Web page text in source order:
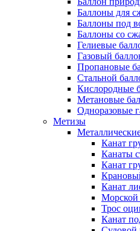
Баллоны для
Баллоны под
Баллоны со
Гелиевые
Газовый
Пропановые
Стальной
Кислородные
Метановые
Одноразовые
Метизы
Канат
Канаты
Канат
Канат
Морской
Трос
Канат